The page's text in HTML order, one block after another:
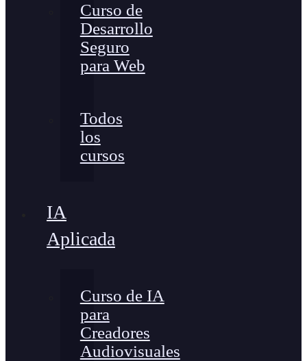
Curso de
Desarrollo
Seguro
para Web
Todos
los
cursos
IA
Aplicada
Curso de IA
para
Creadores
Audiovisuales